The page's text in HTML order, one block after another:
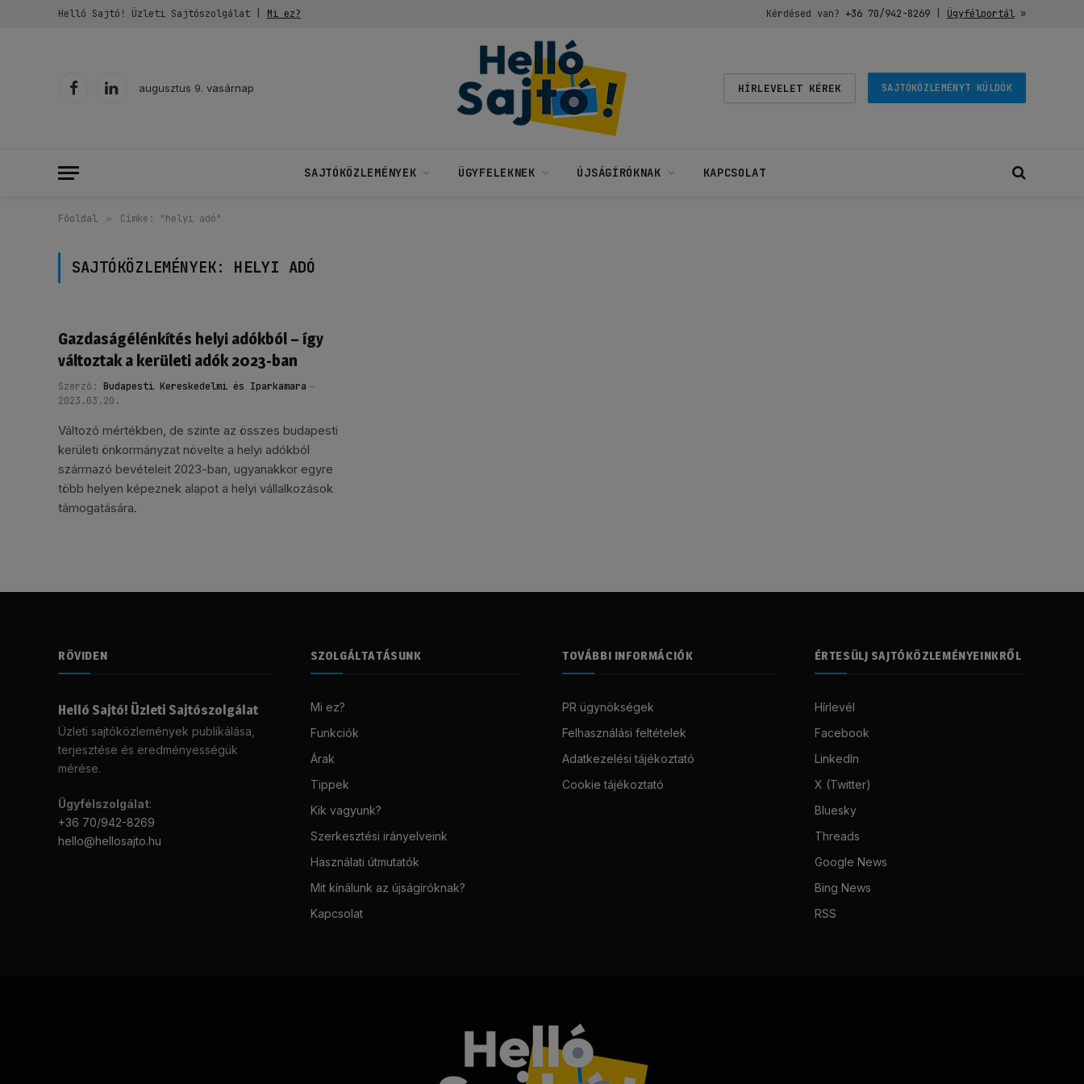
Helló Sajtó! Üzleti Sajtószolgálat | Mi ez? Kérdésed van? +36 70/942-8269| Ügyfélportál»
FacebookLinkedIn
augusztus 9. vasárnap HÍRLEVELET KÉREK SAJTÓKÖZLEMÉNYT KÜLDÖK
SAJTÓKÖZLEMÉNYEK ÜGYFELEKNEK ÚJSÁGÍRÓKNAK KAPCSOLAT
Főoldal » Címke: "helyi adó"
SAJTÓKÖZLEMÉNYEK: HELYI ADÓ
Gazdaságélénkítés helyi adókból – így
változtak a kerületi adók 2023-ban
Szerző: Budapesti Kereskedelmi és Iparkamara
2023.03.20.
Változó mértékben, de szinte az összes budapesti
kerületi önkormányzat növelte a helyi adókból
származó bevételeit 2023-ban, ugyanakkor egyre
több helyen képeznek alapot a helyi vállalkozások
támogatására.
RÖVIDEN
Helló Sajtó! Üzleti Sajtószolgálat
Üzleti sajtóközlemények publikálása,
terjesztése és eredményességük
mérése.
Ügyfélszolgálat:
+36 70/942-8269
hello@hellosajto.hu
SZOLGÁLTATÁSUNK
Mi ez?
Funkciók
Árak
Tippek
Kik vagyunk?
Szerkesztési irányelveink
Használati útmutatók
Mit kínálunk az újságíróknak?
Kapcsolat
TOVÁBBI INFORMÁCIÓK
PR ügynökségek
Felhasználási feltételek
Adatkezelési tájékoztató
Cookie tájékoztató
ÉRTESÜLJ SAJTÓKÖZLEMÉNYEINKRŐL
Hírlevél
Facebook
LinkedIn
X (Twitter)
Bluesky
Threads
Google News
Bing News
RSS